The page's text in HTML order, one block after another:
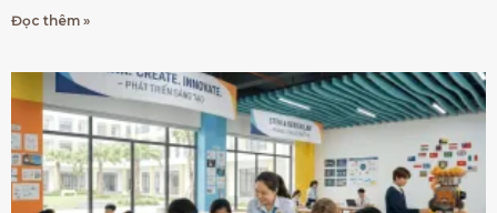
Đọc thêm »